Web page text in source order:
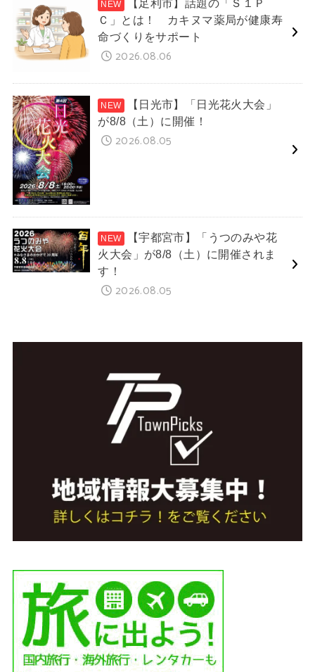
【足利市】話題の「Ｓ１Ｐ
Ｃ」とは！ カキヌマ薬局が健康寿
命づくりをサポート
2026.08.06
【日光市】「日光花火大会」
が8/8（土）に開催！
2026.08.05
【宇都宮市】「うつのみや花
火大会」が8/8（土）に開催されま
す！
2026.08.05